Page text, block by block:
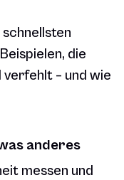
die
verfehlt – und wie
anderes
messen und